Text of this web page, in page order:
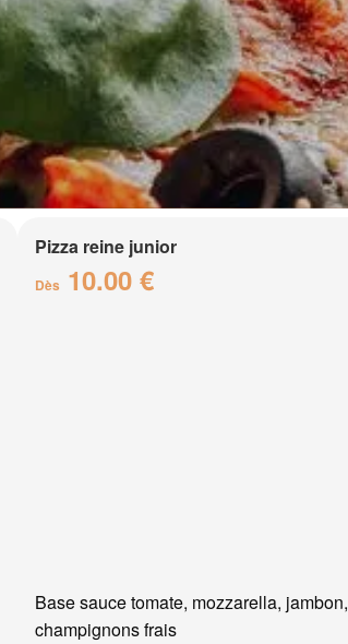
Pizza reine junior
Dès 10.00 €
Base sauce tomate, mozzarella, jambon,
champignons frais